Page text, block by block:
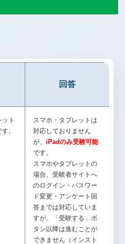
回答
ト
。
スマホ・タブレットは
対応しておりません
が、iPadのみ受験可能
です。
スマホやタブレットの
場合、受験者サイトへ
のログイン・パスワー
ド変更・アンケート回
答までは対応していま
すが、「受験する」ボ
タン以降は進むことが
できません（インスト